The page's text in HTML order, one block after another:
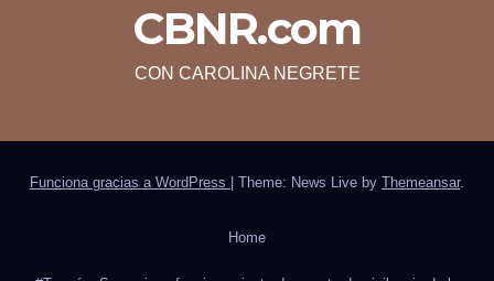
CBNR.com
CON CAROLINA NEGRETE
Funciona gracias a WordPress Theme: News Live by Themeansar.
Home